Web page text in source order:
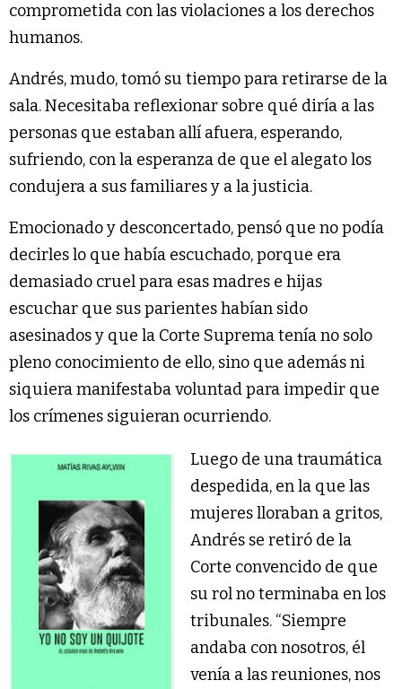
comprometida con las violaciones a los derechos
humanos.
Andrés, mudo, tomó su tiempo para retirarse de la
sala. Necesitaba reflexionar sobre qué diría a las
personas que estaban allí afuera, esperando,
sufriendo, con la esperanza de que el alegato los
condujera a sus familiares y a la justicia.
Emocionado y desconcertado, pensó que no podía
decirles lo que había escuchado, porque era
demasiado cruel para esas madres e hijas
escuchar que sus parientes habían sido
asesinados y que la Corte Suprema tenía no solo
pleno conocimiento de ello, sino que además ni
siquiera manifestaba voluntad para impedir que
los crímenes siguieran ocurriendo.
Luego de una traumática
despedida, en la que las
mujeres lloraban a gritos,
Andrés se retiró de la
Corte convencido de que
su rol no terminaba en los
tribunales. “Siempre
andaba con nosotros, él
venía a las reuniones, nos